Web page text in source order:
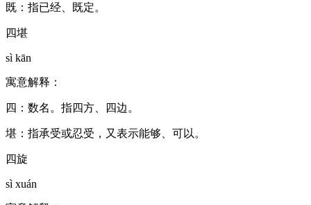
既：指已经、既定。
四堪
sì kān
寓意解释：
四：数名。指四方、四边。
堪：指承受或忍受，又表示能够、可以。
四旋
sì xuán